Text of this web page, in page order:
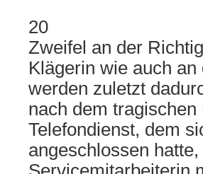
20
Zweifel an der
Klägerin wie auch
werden zuletzt
nach dem
Telefondienst, dem
angeschlossen